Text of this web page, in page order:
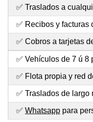
✅ Traslados a
✅ Recibos y facturas
✅ Cobros a tarjetas
✅ Vehículos de 7 ú 8
✅ Flota propia y red
✅ Traslados de
✅ Whatsapp para